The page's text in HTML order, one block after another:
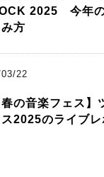
2025 今年
み方
22
春の音楽フェス】
ス2025のライブレ